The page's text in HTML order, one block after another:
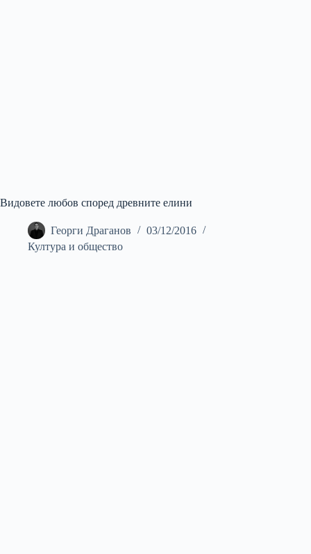
Видовете любов според древните елини
Георги Драганов
03/12/2016
Култура и общество